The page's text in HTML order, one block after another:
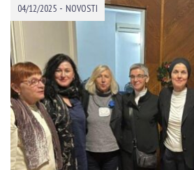
04/12/2025 - NOVOSTI